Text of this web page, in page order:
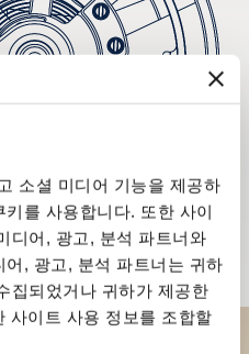
소셜 미디어 기능을 제공하
를 사용합니다. 또한 사이
디어, 광고, 분석 파트너와
, 광고, 분석 파트너는 귀하
집되었거나 귀하가 제공한
사이트 사용 정보를 조합할